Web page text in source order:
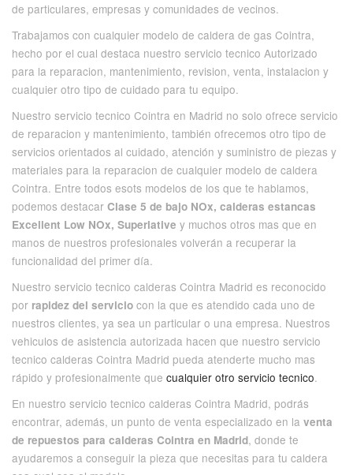
de particulares, empresas y comunidades de vecinos.
Trabajamos con cualquier modelo de caldera de gas Cointra,
hecho por el cual destaca nuestro servicio tecnico Autorizado
para la reparacion, mantenimiento, revision, venta, instalacion y
cualquier otro tipo de cuidado para tu equipo.
Nuestro servicio tecnico Cointra en Madrid no solo ofrece servicio
de reparacion y mantenimiento, también ofrecemos otro tipo de
servicios orientados al cuidado, atención y suministro de piezas y
materiales para la reparacion de cualquier modelo de caldera
Cointra. Entre todos esots modelos de los que te hablamos,
podemos destacar Clase 5 de bajo NOx, calderas estancas
Excellent Low NOx, Superlative y muchos otros mas que en
manos de nuestros profesionales volverán a recuperar la
funcionalidad del primer día.
Nuestro servicio tecnico calderas Cointra Madrid es reconocido
por rapidez del servicio con la que es atendido cada uno de
nuestros clientes, ya sea un particular o una empresa. Nuestros
vehiculos de asistencia autorizada hacen que nuestro servicio
tecnico calderas Cointra Madrid pueda atenderte mucho mas
rápido y profesionalmente que cualquier otro servicio tecnico.
En nuestro servicio tecnico calderas Cointra Madrid, podrás
encontrar, además, un punto de venta especializado en la venta
de repuestos para calderas Cointra en Madrid, donde te
ayudaremos a conseguir la pieza que necesitas para tu caldera